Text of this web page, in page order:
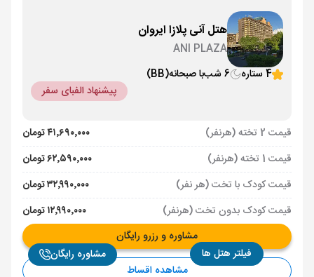
فیلتر هتل ها
هتل آنی پلازا ایروان
ANI PLAZA
4 ستاره
6 شب با صبحانه(BB)
پیشنهاد الفبای سفر
قیمت 2 تخته (هرنفر)
۴۱٬۶۹۰٬۰۰۰ تومان
قیمت 1 تخته (هرنفر)
۶۲٬۵۹۰٬۰۰۰ تومان
قیمت کودک با تخت (هر نفر)
۳۲٬۹۹۰٬۰۰۰ تومان
قیمت کودک بدون تخت (هرنفر)
۱۲٬۹۹۰٬۰۰۰ تومان
مشاوره و رزرو رایگان
مشاهده اقساط
مشاوره رایگان